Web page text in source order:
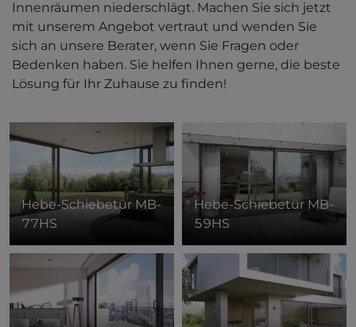
Innenräumen niederschlägt. Machen Sie sich jetzt
mit unserem Angebot vertraut und wenden Sie
sich an unsere Berater, wenn Sie Fragen oder
Bedenken haben. Sie helfen Ihnen gerne, die beste
Lösung für Ihr Zuhause zu finden!
Hebe-Schiebetür MB-
77HS
Hebe-Schiebetür MB-
59HS